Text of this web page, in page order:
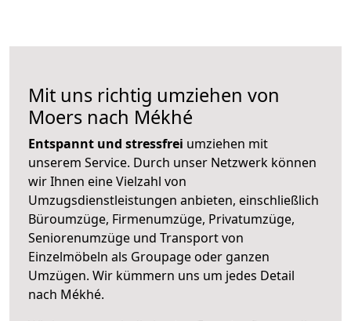
Mit uns richtig umziehen von
Moers nach Mékhé
Entspannt und stressfrei umziehen mit
unserem Service. Durch unser Netzwerk können
wir Ihnen eine Vielzahl von
Umzugsdienstleistungen anbieten, einschließlich
Büroumzüge, Firmenumzüge, Privatumzüge,
Seniorenumzüge und Transport von
Einzelmöbeln als Groupage oder ganzen
Umzügen. Wir kümmern uns um jedes Detail
nach Mékhé.